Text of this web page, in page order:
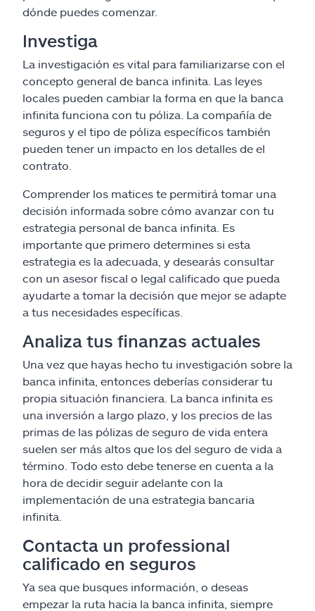
dónde puedes comenzar.
Investiga
La investigación es vital para familiarizarse con el
concepto general de banca infinita. Las leyes
locales pueden cambiar la forma en que la banca
infinita funciona con tu póliza. La compañía de
seguros y el tipo de póliza específicos también
pueden tener un impacto en los detalles de el
contrato.
Comprender los matices te permitirá tomar una
decisión informada sobre cómo avanzar con tu
estrategia personal de banca infinita. Es
importante que primero determines si esta
estrategia es la adecuada, y desearás consultar
con un asesor fiscal o legal calificado que pueda
ayudarte a tomar la decisión que mejor se adapte
a tus necesidades específicas.
Analiza tus finanzas actuales
Una vez que hayas hecho tu investigación sobre la
banca infinita, entonces deberías considerar tu
propia situación financiera. La banca infinita es
una inversión a largo plazo, y los precios de las
primas de las pólizas de seguro de vida entera
suelen ser más altos que los del seguro de vida a
término. Todo esto debe tenerse en cuenta a la
hora de decidir seguir adelante con la
implementación de una estrategia bancaria
infinita.
Contacta un professional
calificado en seguros
Ya sea que busques información, o deseas
empezar la ruta hacia la banca infinita, siempre